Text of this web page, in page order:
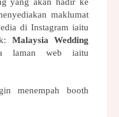
maklumat
Malaysia Wedding
menempah booth